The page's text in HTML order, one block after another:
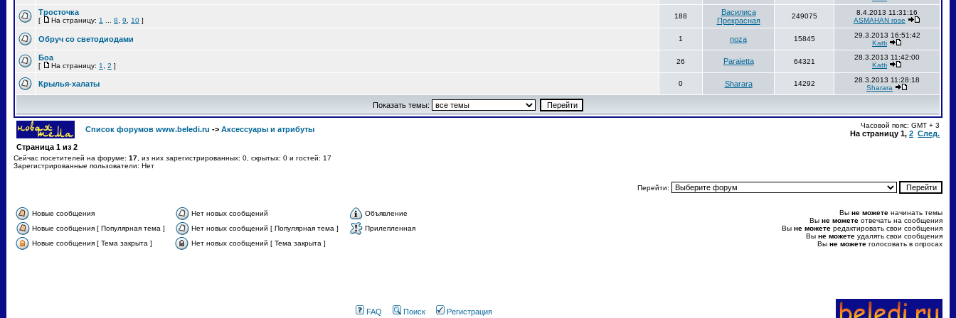
Тросточка
[ На страницу: 1 8 9 10 ]
188
Василиса
Прекрасная
249075
8.4.2013 11:31:16
ASMAHAN rose
Обруч со светодиодами 1 noza 15845
29.3.2013 16:51:42
Katti
Боа
[ На страницу: 1 2 ]
26 Paraietta 64321
28.3.2013 11:42:00
Katti
Крылья-халаты 0 Sharara 14292
28.3.2013 11:28:18
Sharara
Показать темы:
Список форумов www.beledi.ru -> Аксессуары и атрибуты Часовой пояс: GMT + 3
На страницу 1, 2 След.
Страница 1 из 2
Сейчас посетителей на форуме: 17 , из них зарегистрированных: 0, скрытых: 0 и гостей: 17
Зарегистрированные пользователи: Нет
Перейти:
Новые сообщения Нет новых сообщений
Объявление
Новые сообщения [ Популярная тема ]
Нет новых сообщений [ Популярная тема ]
Прилепленная
Новые сообщения [ Тема закрыта ]
Нет новых сообщений [ Тема закрыта ]
Вы не можете начинать темы
Вы не можете отвечать на сообщения
Вы не можете редактировать свои сообщения
Вы не можете удалять свои сообщения
Вы не можете голосовать в опросах
FAQ Поиск Регистрация